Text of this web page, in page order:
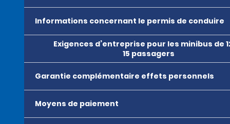
Informations concernant le permis de conduire
Exigences d’entreprise pour les minibus de
15 passagers
Garantie complémentaire effets personnels
Moyens de paiement